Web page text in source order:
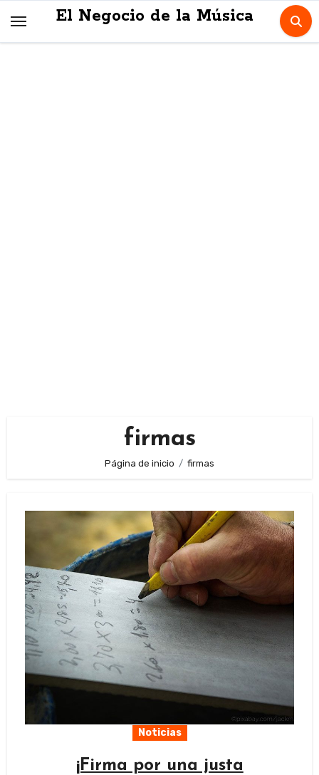
El Negocio de la Música
firmas
Página de inicio firmas
Noticias
¡Firma por una justa